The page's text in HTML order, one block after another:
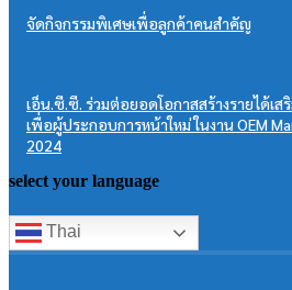
จัดกิจกรรมพิเศษเพื่อลูกค้าคนสำคัญ
เอ็น.ซี.ซี. ร่วมต่อยอดโอกาสสร้างรายได้เ
เพื่อผู้ประกอบการหน้าใหม่ ในงาน OEM
2024
select your language
Thai